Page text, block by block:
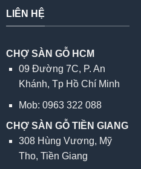
LIÊN HỆ
CHỢ SÀN GỖ HCM
09 Đường 7C, P. An
Khánh, Tp Hồ Chí Minh
Mob: 0963 322 088
CHỢ SÀN GỖ TIỀN GIANG
308 Hùng Vương, Mỹ
Tho, Tiền Giang